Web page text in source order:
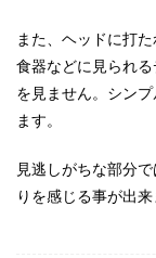
また、ヘッドに打
食器などに見られ
を見ません。シン
ます。
見逃しがちな部分
りを感じる事が出来